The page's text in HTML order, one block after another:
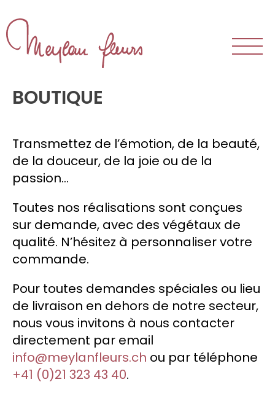
Nos clients
Bouquets et arrangements
Réceptions
Mariage
Fêtes
Décoration d’espaces
BOUTIQUE
Transmettez de l’émotion, de la beauté,
de la douceur, de la joie ou de la
passion…
Toutes nos réalisations sont conçues
sur demande, avec des végétaux de
qualité. N’hésitez à personnaliser votre
commande.
Pour toutes demandes spéciales ou lieu
de livraison en dehors de notre secteur,
nous vous invitons à nous contacter
directement par email
info@meylanfleurs.ch ou par téléphone
+41 (0)21 323 43 40.